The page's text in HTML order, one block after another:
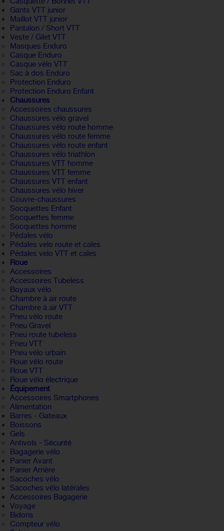
Gants VTT junior
Maillot VTT junior
Pantalon / Short VTT
Veste / Gilet VTT
Masques Enduro
Casque Enduro
Casque vélo VTT
Sac à dos Enduro
Protection Enduro
Protection Enduro Enfant
Chaussures
Accessoires chaussures
Chaussures vélo gravel
Chaussures vélo route homme
Chaussures vélo route femme
Chaussures vélo route enfant
Chaussures vélo triathlon
Chaussures VTT homme
Chaussures VTT femme
Chaussures VTT enfant
Chaussures vélo hiver
Couvre-chaussures
Socquettes Enfant
Socquettes femme
Socquettes homme
Pédales vélo
Pédales velo route et cales
Pédales velo VTT et cales
Roue
Accessoires
Accessoires Tubeless
Boyaux vélo
Chambre à air route
Chambre à air VTT
Pneu vélo route
Pneu Gravel
Pneu route tubeless
Pneu VTT
Pneu vélo urbain
Roue vélo route
Roue VTT
Roue vélo électrique
Équipement
Accessoires Smartphones
Alimentation
Barres - Gateaux
Boissons
Gels
Antivols - Sécurité
Bagagerie vélo
Panier Avant
Panier Arrière
Sacoches vélo
Sacoches vélo latérales
Accessoires Bagagerie
Voyage
Bidons
Compteur vélo